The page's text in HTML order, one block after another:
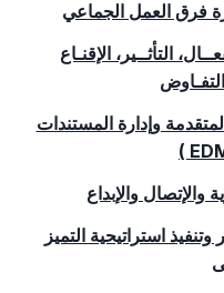
فرق العمل الجماعي
التأثــير، الإقنـاع
وإدارة المستندات
)
والإتصال والإبداع
استراتيحية التميز